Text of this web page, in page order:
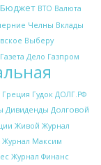
Бюджет ВТО Валюта
Челны Вклады
Выберу
Газета Дело Газпром
Греция Гудок ДОЛГ.РФ
Дивиденды Долговой
Живой Журнал
Журнал Максим
Журнал Финанс